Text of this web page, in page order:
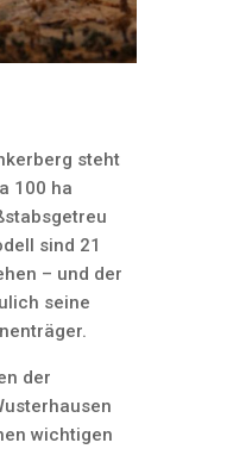
steht
100 ha
sind 21
– und der
seine
der
wichtigen